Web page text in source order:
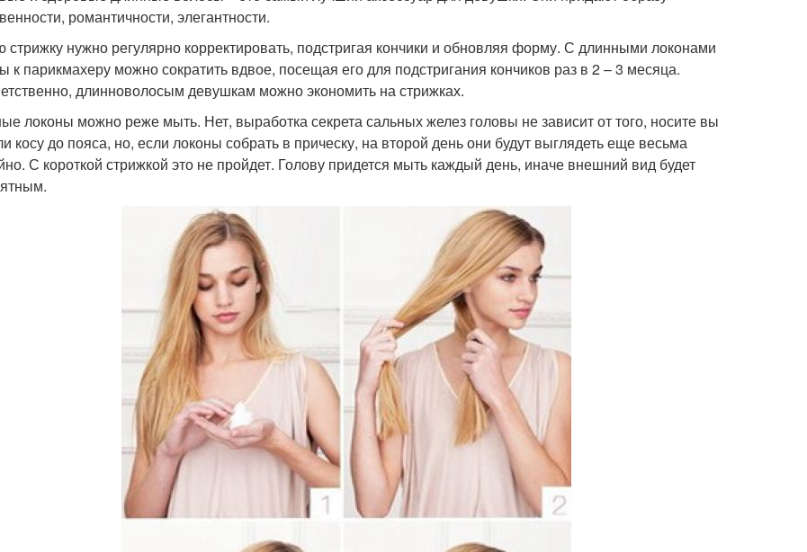
романтичности, элегантности.
нужно регулярно корректировать, подстригая кончики и обновляя форму. С длинными локонами
к парикмахеру можно сократить вдвое, посещая его для подстригания кончиков раз в 2 – 3 месяца.
длинноволосым девушкам можно экономить на стрижках.
локоны можно реже мыть. Нет, выработка секрета сальных желез головы не зависит от того, носите вы
косу до пояса, но, если локоны собрать в прическу, на второй день они будут выглядеть еще весьма
С короткой стрижкой это не пройдет. Голову придется мыть каждый день, иначе внешний вид будет